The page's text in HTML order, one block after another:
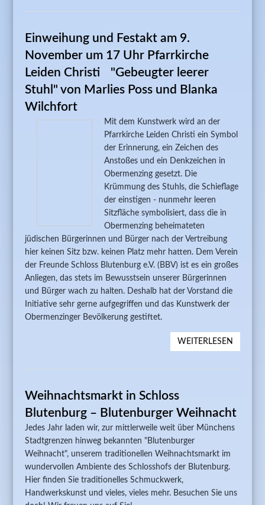
Einweihung und Festakt am 9.
November um 17 Uhr Pfarrkirche
Leiden Christi "Gebeugter leerer
Stuhl" von Marlies Poss und Blanka
Wilchfort
Mit dem Kunstwerk wird an der
Pfarrkirche Leiden Christi ein Symbol
der Erinnerung, ein Zeichen des
Anstoßes und ein Denkzeichen in
Obermenzing gesetzt. Die
Krümmung des Stuhls, die Schieflage
der einstigen - nunmehr leeren
Sitzfläche symbolisiert, dass die in
Obermenzing beheimateten
jüdischen Bürgerinnen und Bürger nach der Vertreibung
hier keinen Sitz bzw. keinen Platz mehr hatten. Dem Verein
der Freunde Schloss Blutenburg e.V. (BBV) ist es ein großes
Anliegen, das stets im Bewusstsein unserer Bürgerinnen
und Bürger wach zu halten. Deshalb hat der Vorstand die
Initiative sehr gerne aufgegriffen und das Kunstwerk der
Obermenzinger Bevölkerung gestiftet.
WEITERLESEN
UND
UM 17
STUHL"
Weihnachtsmarkt in Schloss
Blutenburg – Blutenburger Weihnacht
Jedes Jahr laden wir, zur mittlerweile weit über Münchens
Stadtgrenzen hinweg bekannten "Blutenburger
Weihnacht", unserem traditionellen Weihnachtsmarkt im
wundervollen Ambiente des Schlosshofs der Blutenburg.
Hier finden Sie traditionelles Schmuckwerk,
Handwerkskunst und vieles, vieles mehr. Besuchen Sie uns